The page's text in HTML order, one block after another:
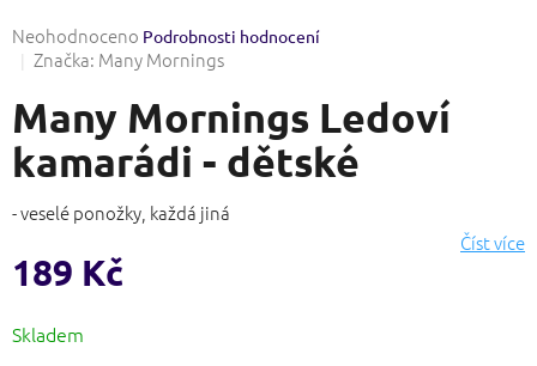
Průměrné
hodnocení
je
0,0
z
5
hvězdiček.
Neohodnoceno Podrobnosti hodnocení
Značka: Many Mornings
Many Mornings Ledoví
kamarádi - dětské
- veselé ponožky, každá jiná
Číst více
189 Kč
cena: